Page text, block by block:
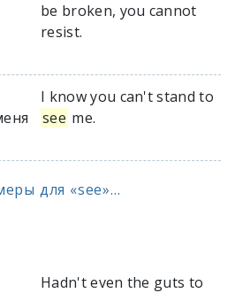
be broken, you cannot
resist.
I know you can't stand to
see me.
для «see»...
Hadn't even the guts to